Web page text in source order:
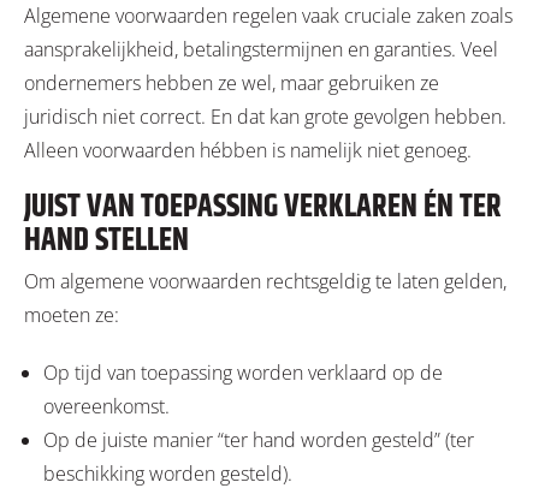
Algemene voorwaarden regelen vaak cruciale zaken zoals
aansprakelijkheid, betalingstermijnen en garanties. Veel
ondernemers hebben ze wel, maar gebruiken ze
juridisch niet correct. En dat kan grote gevolgen hebben.
Alleen voorwaarden hébben is namelijk niet genoeg.
JUIST VAN TOEPASSING VERKLAREN ÉN TER
HAND STELLEN
Om algemene voorwaarden rechtsgeldig te laten gelden,
moeten ze:
Op tijd van toepassing worden verklaard op de
overeenkomst.
Op de juiste manier “ter hand worden gesteld” (ter
beschikking worden gesteld).